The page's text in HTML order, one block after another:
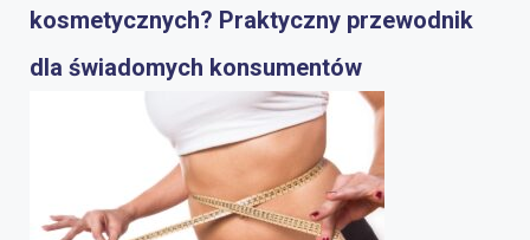
kosmetycznych? Praktyczny przewodnik
dla świadomych konsumentów